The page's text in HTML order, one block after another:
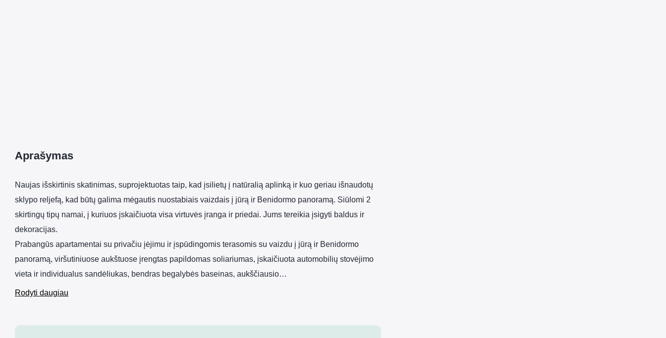
Aprašymas
Naujas išskirtinis skatinimas, suprojektuotas taip, kad įsilietų į natūralią aplinką ir kuo geriau išnaudotų
sklypo reljefą, kad būtų galima mėgautis nuostabiais vaizdais į jūrą ir Benidormo panoramą. Siūlomi 2
skirtingų tipų namai, į kuriuos įskaičiuota visa virtuvės įranga ir priedai. Jums tereikia įsigyti baldus ir
dekoracijas.
Prabangūs apartamentai su privačiu įėjimu ir įspūdingomis terasomis su vaizdu į jūrą ir Benidormo
panoramą, viršutiniuose aukštuose įrengtas papildomas soliariumas, įskaičiuota automobilių stovėjimo
vieta ir individualus sandėliukas, bendras begalybės baseinas, aukščiausio…
Rodyti daugiau